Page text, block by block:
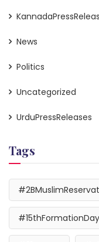
News
Politics
Uncategorized
UrduPressReleases
Tags
#15thFormationDay